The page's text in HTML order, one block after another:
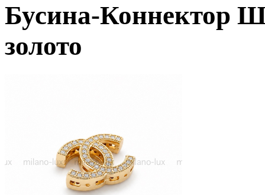
Бусина-Коннектор
золото